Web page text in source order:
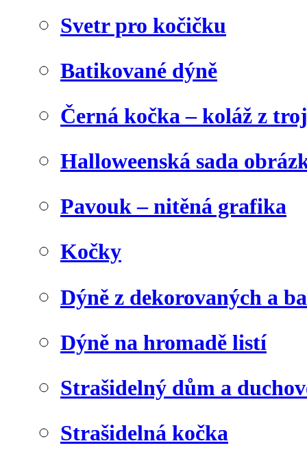
Svetr pro kočičku
Batikované dýně
Černá kočka – koláž z
Halloweenská sada
Pavouk – nitěná grafika
Kočky
Dýně z dekorovaných a
Dýně na hromadě listí
Strašidelný dům a
Strašidelná kočka